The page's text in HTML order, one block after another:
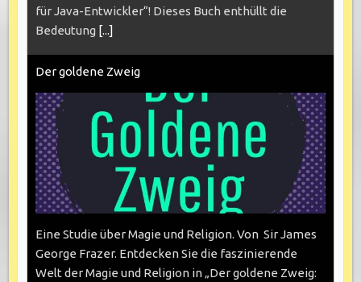
für Java-Entwickler“! Dieses Buch enthüllt die
Bedeutung [...]
Der goldene Zweig
Eine Studie über Magie und Religion. Von Sir James
George Frazer. Entdecken Sie die faszinierende
Welt der Magie und Religion in „Der goldene Zweig: